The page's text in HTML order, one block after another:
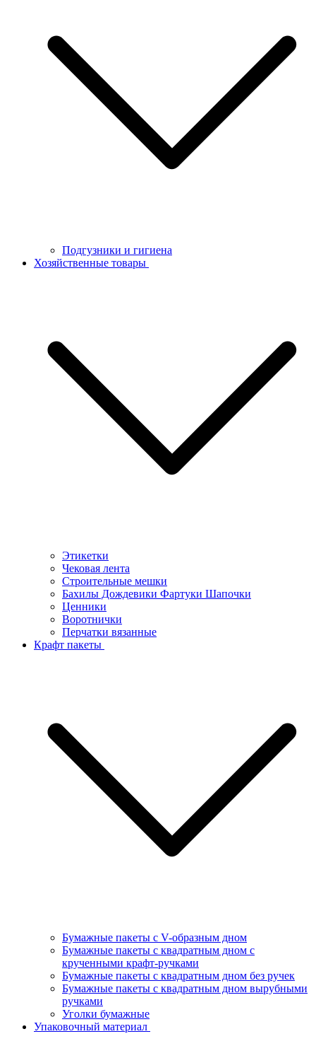
Подгузники и гигиена
Хозяйственные товары
Этикетки
Чековая лента
Строительные мешки
Бахилы Дождевики Фартуки Шапочки
Ценники
Воротнички
Перчатки вязанные
Крафт пакеты
Бумажные пакеты с V-образным дном
Бумажные пакеты с квадратным дном с
крученными крафт-ручками
Бумажные пакеты с квадратным дном без ручек
Бумажные пакеты с квадратным дном вырубными
ручками
Уголки бумажные
Упаковочный материал